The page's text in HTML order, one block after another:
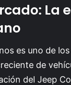
La
es uno de
de
del Jeep